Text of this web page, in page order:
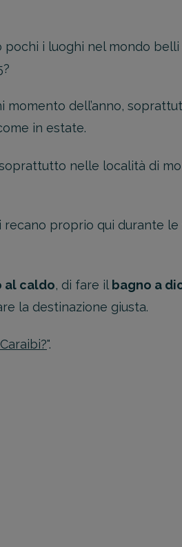
i luoghi nel mondo belli
momento dell’anno,
in estate.
nelle località di
proprio qui durante
al caldo, di fare il bagno a
la destinazione giusta.
".